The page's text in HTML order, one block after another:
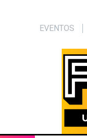
EVENTOS